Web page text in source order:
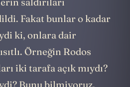
Fakat bunlar o kadar
ki, onlara dair
Örneğin Rodos
iki tarafa açık mıydı?
Bunu bilmiyoruz.